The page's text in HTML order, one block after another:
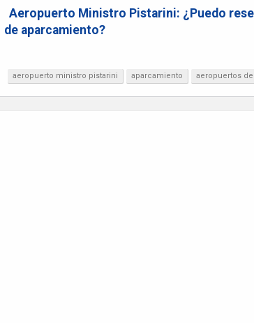
Aeropuerto Ministro Pistarini: ¿Puedo
de aparcamiento?
aeropuerto ministro pistarini aparcamiento aeropuertos